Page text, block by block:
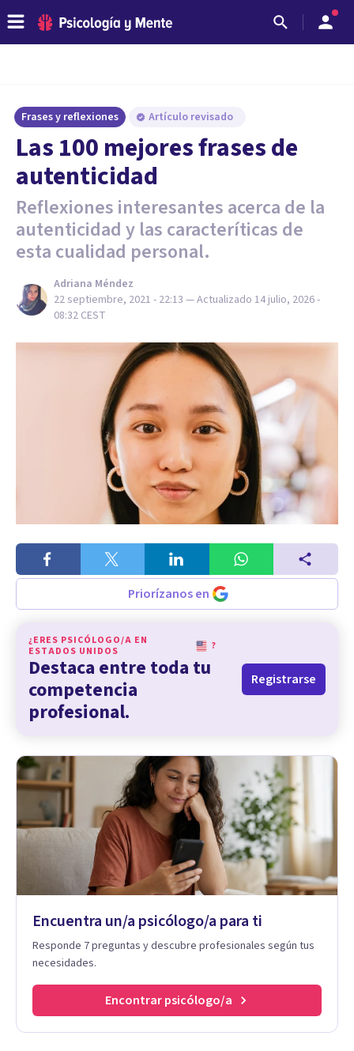
Frases y reflexiones Artículo revisado
Las 100 mejores frases de
autenticidad
Reflexiones interesantes acerca de la
autenticidad y las caracteríticas de
esta cualidad personal.
Adriana Méndez
22 septiembre, 2021 - 22:13 — Actualizado 14 julio, 2026 -
08:32 CEST
Priorízanos en
¿ERES PSICÓLOGO/A EN
ESTADOS UNIDOS
?
Destaca entre toda tu
competencia
profesional.
Registrarse
Encuentra un/a psicólogo/a para ti
Responde 7 preguntas y descubre profesionales según tus
necesidades.
Encontrar psicólogo/a